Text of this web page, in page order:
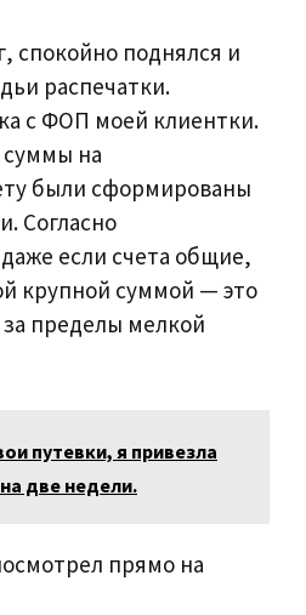
спокойно поднялся и
распечатки.
с ФОП моей клиентки.
на
были сформированы
Согласно
если счета общие,
крупной суммой — это
пределы мелкой
путевки, я привезла
две недели.
прямо на